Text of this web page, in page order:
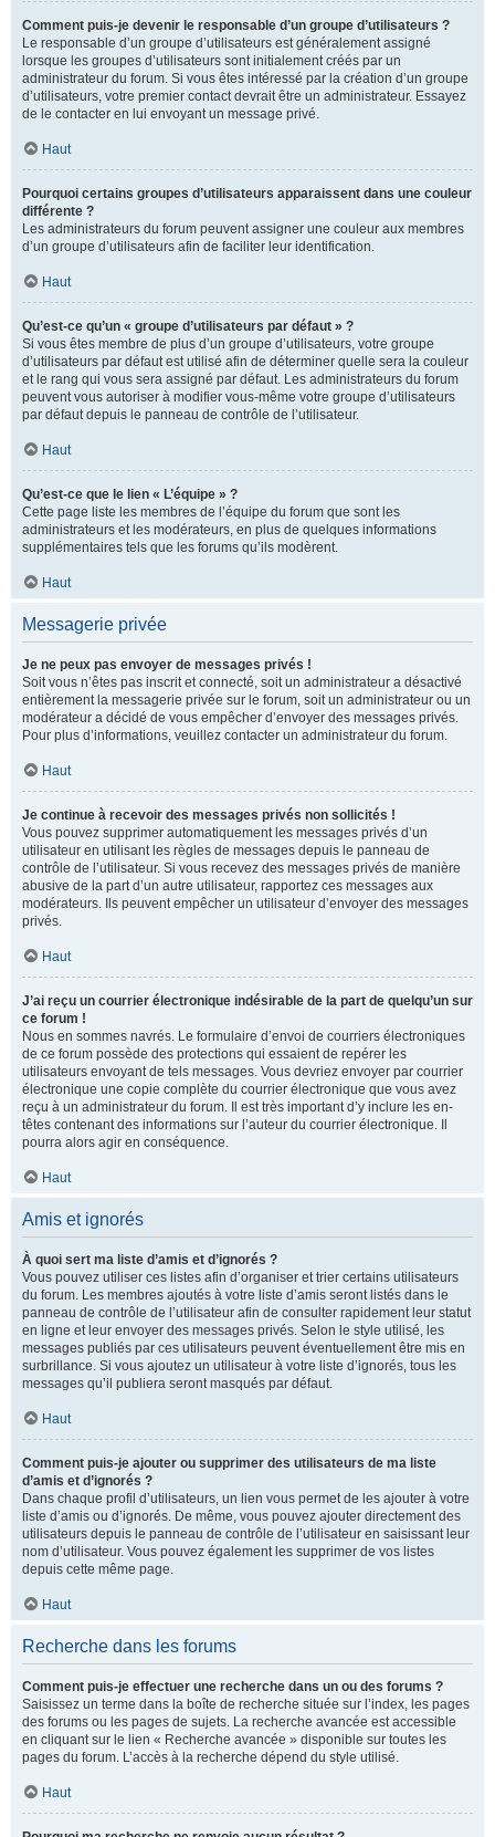
Comment puis-je devenir le responsable d’un groupe d’utilisateurs ?
Le responsable d’un groupe d’utilisateurs est généralement assigné
lorsque les groupes d’utilisateurs sont initialement créés par un
administrateur du forum. Si vous êtes intéressé par la création d’un groupe
d’utilisateurs, votre premier contact devrait être un administrateur. Essayez
de le contacter en lui envoyant un message privé.
Haut
Pourquoi certains groupes d’utilisateurs apparaissent dans une couleur
différente ?
Les administrateurs du forum peuvent assigner une couleur aux membres
d’un groupe d’utilisateurs afin de faciliter leur identification.
Haut
Qu’est-ce qu’un « groupe d’utilisateurs par défaut » ?
Si vous êtes membre de plus d’un groupe d’utilisateurs, votre groupe
d’utilisateurs par défaut est utilisé afin de déterminer quelle sera la couleur
et le rang qui vous sera assigné par défaut. Les administrateurs du forum
peuvent vous autoriser à modifier vous-même votre groupe d’utilisateurs
par défaut depuis le panneau de contrôle de l’utilisateur.
Haut
Qu’est-ce que le lien « L’équipe » ?
Cette page liste les membres de l’équipe du forum que sont les
administrateurs et les modérateurs, en plus de quelques informations
supplémentaires tels que les forums qu’ils modèrent.
Haut
Messagerie privée
Je ne peux pas envoyer de messages privés !
Soit vous n’êtes pas inscrit et connecté, soit un administrateur a désactivé
entièrement la messagerie privée sur le forum, soit un administrateur ou un
modérateur a décidé de vous empêcher d’envoyer des messages privés.
Pour plus d’informations, veuillez contacter un administrateur du forum.
Haut
Je continue à recevoir des messages privés non sollicités !
Vous pouvez supprimer automatiquement les messages privés d’un
utilisateur en utilisant les règles de messages depuis le panneau de
contrôle de l’utilisateur. Si vous recevez des messages privés de manière
abusive de la part d’un autre utilisateur, rapportez ces messages aux
modérateurs. Ils peuvent empêcher un utilisateur d’envoyer des messages
privés.
Haut
J’ai reçu un courrier électronique indésirable de la part de quelqu’un sur
ce forum !
Nous en sommes navrés. Le formulaire d’envoi de courriers électroniques
de ce forum possède des protections qui essaient de repérer les
utilisateurs envoyant de tels messages. Vous devriez envoyer par courrier
électronique une copie complète du courrier électronique que vous avez
reçu à un administrateur du forum. Il est très important d’y inclure les en-
têtes contenant des informations sur l’auteur du courrier électronique. Il
pourra alors agir en conséquence.
Haut
Amis et ignorés
À quoi sert ma liste d’amis et d’ignorés ?
Vous pouvez utiliser ces listes afin d’organiser et trier certains utilisateurs
du forum. Les membres ajoutés à votre liste d’amis seront listés dans le
panneau de contrôle de l’utilisateur afin de consulter rapidement leur statut
en ligne et leur envoyer des messages privés. Selon le style utilisé, les
messages publiés par ces utilisateurs peuvent éventuellement être mis en
surbrillance. Si vous ajoutez un utilisateur à votre liste d’ignorés, tous les
messages qu’il publiera seront masqués par défaut.
Haut
Comment puis-je ajouter ou supprimer des utilisateurs de ma liste
d’amis et d’ignorés ?
Dans chaque profil d’utilisateurs, un lien vous permet de les ajouter à votre
liste d’amis ou d’ignorés. De même, vous pouvez ajouter directement des
utilisateurs depuis le panneau de contrôle de l’utilisateur en saisissant leur
nom d’utilisateur. Vous pouvez également les supprimer de vos listes
depuis cette même page.
Haut
Recherche dans les forums
Comment puis-je effectuer une recherche dans un ou des forums ?
Saisissez un terme dans la boîte de recherche située sur l’index, les pages
des forums ou les pages de sujets. La recherche avancée est accessible
en cliquant sur le lien « Recherche avancée » disponible sur toutes les
pages du forum. L’accès à la recherche dépend du style utilisé.
Haut